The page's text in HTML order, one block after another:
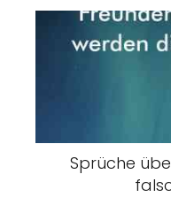
Sprüche